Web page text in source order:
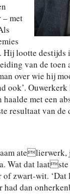
– met
lootte destijds
van de toen
over wie hij
ook’.
met een
resultaat van de
atelierwerk,
Wat dat
zwart-wit. ‘Dat
had dan